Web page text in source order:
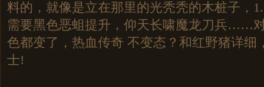
料的，就像是立在那里的光秃秃的木桩子，
需要黑色恶蛆提升，仰天长啸魔龙刀兵……
色都变了，热血传奇 不变态？和红野猪详细
士!